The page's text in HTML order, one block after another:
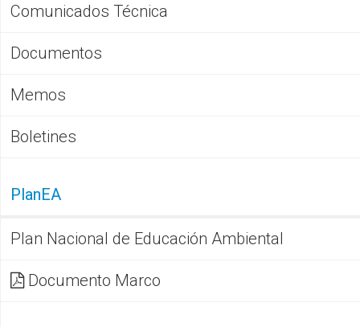
Comunicados Técnica
Documentos
Memos
Boletines
PlanEA
Plan Nacional de Educación Ambiental
Documento Marco